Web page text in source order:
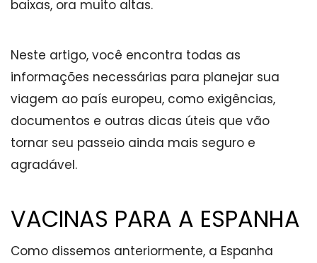
baixas, ora muito altas.
Neste artigo, você encontra todas as
informações necessárias para planejar sua
viagem ao país europeu, como exigências,
documentos e outras dicas úteis que vão
tornar seu passeio ainda mais seguro e
agradável.
VACINAS PARA A ESPANHA
Como dissemos anteriormente, a Espanha